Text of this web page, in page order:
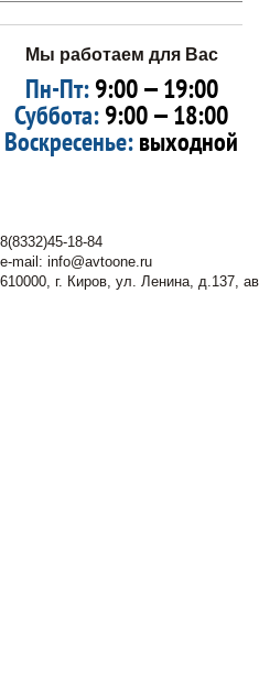
Мы работаем для Вас
Пн-Пт:9:00 — 19:00
Суббота:9:00 — 18:00
Воскресенье:выходной
8(8332)45-18-84
e-mail: info@avtoone.ru
610000, г. Киров, ул. Ленина, д.137,